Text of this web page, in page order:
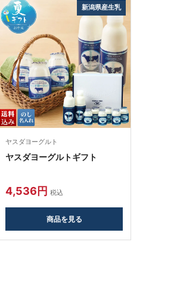
新潟県産生乳
ヤスダヨーグルト
ヤスダヨーグルトギフト
4,536円税込
商品を見る